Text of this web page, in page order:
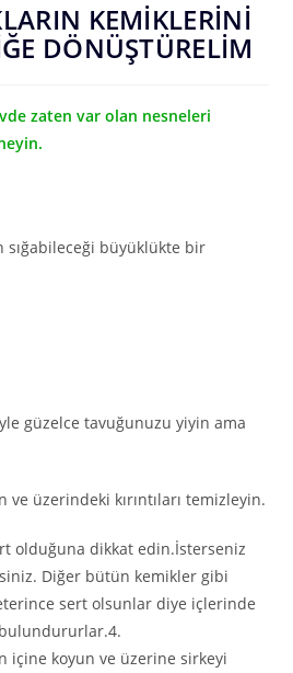
KEMİKLERİNİ
DÖNÜŞTÜRELİM
zaten var olan nesneleri
sığabileceği büyüklükte bir
güzelce tavuğunuzu yiyin ama
üzerindeki kırıntıları temizleyin.
olduğuna dikkat edin.İsterseniz
Diğer bütün kemikler gibi
sert olsunlar diye içlerinde
içine koyun ve üzerine sirkeyi